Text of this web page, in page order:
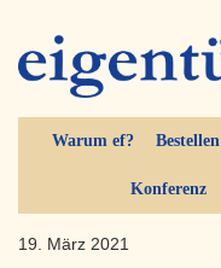
Warum ef? Bestellen
Konferenz
19. März 2021